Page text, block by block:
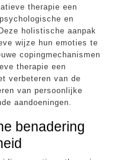
therapie een
en
holistische aanpak
wijze hun emoties te
copingmechanismen
therapie een
verbeteren van de
van persoonlijke
aandoeningen.
benadering